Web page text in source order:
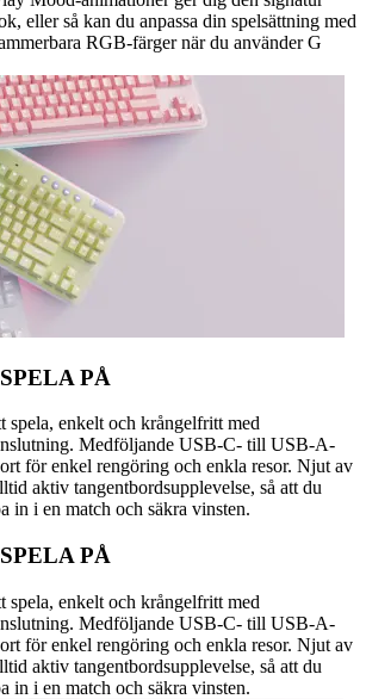
eller så kan du anpassa din spelsättning med
RGB-färger när du använder G
PÅ
spela, enkelt och krångelfritt med
Medföljande USB-C- till USB-A-
för enkel rengöring och enkla resor. Njut av
aktiv tangentbordsupplevelse, så att du
in i en match och säkra vinsten.
PÅ
spela, enkelt och krångelfritt med
Medföljande USB-C- till USB-A-
för enkel rengöring och enkla resor. Njut av
aktiv tangentbordsupplevelse, så att du
in i en match och säkra vinsten.